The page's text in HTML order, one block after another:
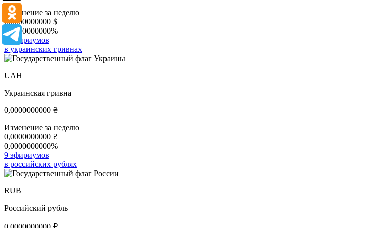
Изменение за неделю
0,0000000000 $
0,0000000000%
9 эфириумов
в украинских гривнах
UAH
Украинская гривна
0,0000000000 ₴
Изменение за неделю
0,0000000000 ₴
0,0000000000%
9 эфириумов
в российских рублях
RUB
Российский рубль